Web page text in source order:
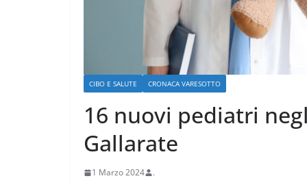
CIBO E SALUTE CRONACA VARESOTTO
16 nuovi pediatri
Gallarate
1 Marzo 2024 .
CRONACA VARESOTTO
Stalle roventi,
a 39 gradi
28 Luglio 2026